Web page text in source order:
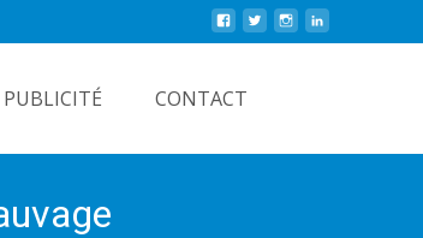
PUBLICITÉ CONTACT